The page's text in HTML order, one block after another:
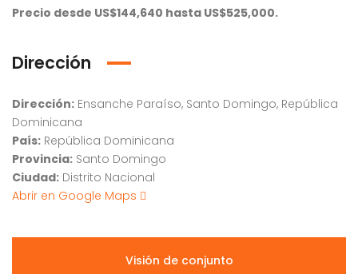
Precio desde US$144,640 hasta US$525,000.
Dirección
Dirección: Ensanche Paraíso, Santo Domingo, República
Dominicana
País: República Dominicana
Provincia: Santo Domingo
Ciudad: Distrito Nacional
Abrir en Google Maps
Visión de conjunto